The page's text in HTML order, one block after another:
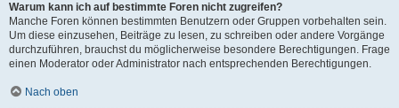
Warum kann ich auf bestimmte Foren nicht zugreifen?
Manche Foren können bestimmten Benutzern oder Gruppen vorbehalten sein.
Um diese einzusehen, Beiträge zu lesen, zu schreiben oder andere Vorgänge
durchzuführen, brauchst du möglicherweise besondere Berechtigungen. Frage
einen Moderator oder Administrator nach entsprechenden Berechtigungen.
Nach oben